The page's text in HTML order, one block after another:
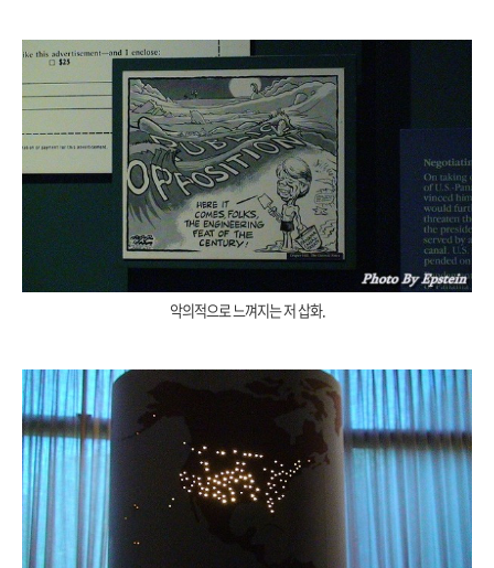
악의적으로 느껴지는 저 삽화.